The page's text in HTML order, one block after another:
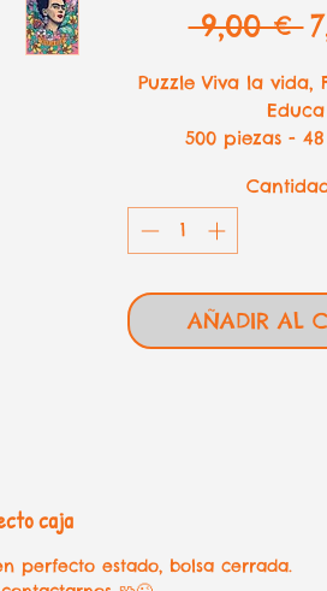
9,00 €
Puzzle Viva la vida,
Educa
500 piezas -
AÑADIR AL
caja
perfecto estado, bolsa cerrada.